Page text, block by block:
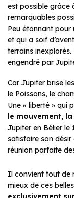
est possible grâce
remarquables
Peu étonnant pour
et qui a soif
terrains inexplorés.
engendré par
Car Jupiter brise
le Poissons, le
Une « liberté » qui
le mouvement,
Jupiter en Bélier le
satisfaire son
réunion parfaite
Il convient tout de
mieux de ces